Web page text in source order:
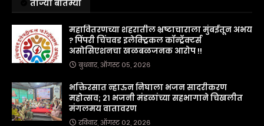
ताज्या बातम्या
महावितरणच्या शहरातील भ्रष्टाचाराला मुंबईतून अभय
? पिंपरी चिंचवड इलेक्ट्रिकल कॉन्ट्रॅक्टर्स
असोसिएशनचा खळबळजनक आरोप !!
बुधवार, ऑगस्ट ०५, २०२६
भक्तिरसात न्हाऊन निघाला भजन सादरीकरण
महोत्सव; २१ भजनी मंडळांच्या सहभागाने चिखलीत
मंगलमय वातावरण
रविवार, ऑगस्ट ०२, २०२६